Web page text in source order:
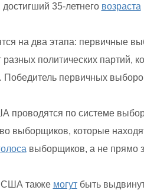
35-летнего возраста
на два этапа: первичные
разных политических партий,
Победитель первичных
проводятся по системе
выборщиков, которые
выборщиков, а не прямо
США также могутбыть